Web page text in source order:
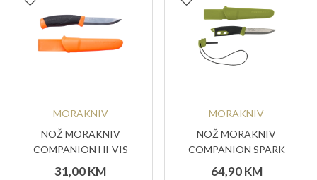
MORAKNIV
NOŽ MORAKNIV
COMPANION HI-VIS
ORANGE
31,00KM
MORAKNIV
NOŽ MORAKNIV
COMPANION SPARK
GREEN (S)
64,90KM